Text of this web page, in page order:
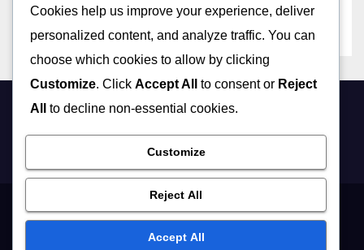
rdesjardins.com
Cookies & TrackingGet in TouchAboutPrivacy Policy
Cookies help us improve your experience, deliver
personalized content, and analyze traffic. You can
choose which cookies to allow by clicking
Customize. Click Accept All to consent or Reject
All
to decline non-essential cookies.
Customize
Reject All
Accept All